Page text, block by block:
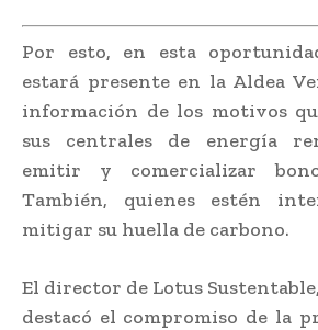
Por esto, en esta
estará presente en la Aldea
información de los motivos
sus centrales de energía
emitir y comercializar
También, quienes estén
mitigar su huella de carbono.
El director de Lotus
destacó el compromiso de la